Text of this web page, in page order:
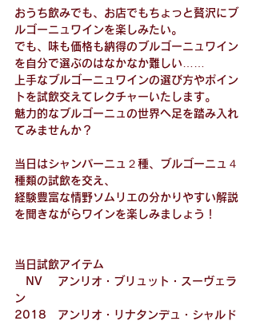
おうち飲みでも、お店でもちょっと贅沢にブ
ルゴーニュワインを楽しみたい。
でも、味も価格も納得のブルゴーニュワイン
を自分で選ぶのはなかなか難しい……
上手なブルゴーニュワインの選び方やポイン
トを試飲交えてレクチャーいたします。
魅力的なブルゴーニュの世界へ足を踏み入れ
てみませんか？
当日はシャンパーニュ２種、ブルゴーニュ４
種類の試飲を交え、
経験豊富な情野ソムリエの分かりやすい解説
を聞きながらワインを楽しみましょう！
当日試飲アイテム
NV　 アンリオ・ブリュット・スーヴェラ
ン
2018　アンリオ・リナタンデュ・シャルド